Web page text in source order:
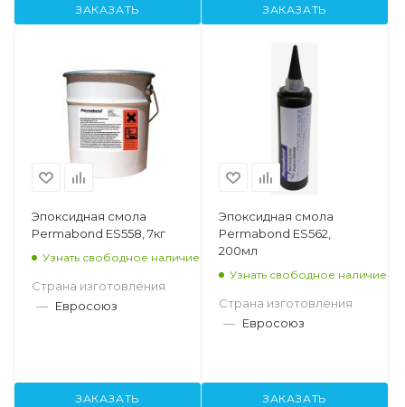
ЗАКАЗАТЬ ЗАКАЗАТЬ
Эпоксидная смола
Permabond ES558, 7кг
Узнать свободное наличие
Страна изготовления
— Евросоюз
ЗАКАЗАТЬ
Эпоксидная смола
Permabond ES562,
200мл
Узнать свободное наличие
Страна изготовления
— Евросоюз
ЗАКАЗАТЬ